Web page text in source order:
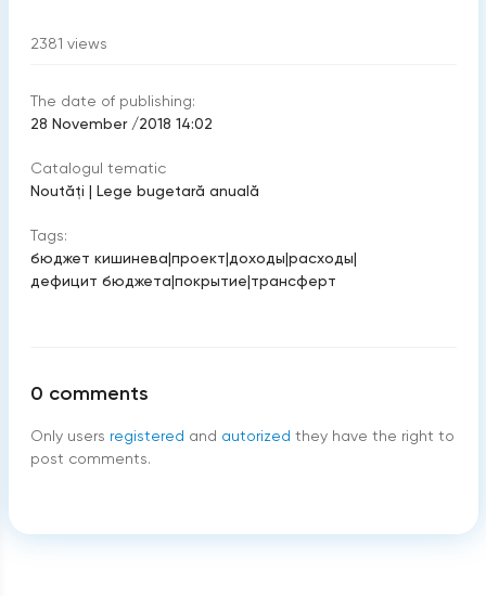
2381 views
The date of publishing:
28 November /2018 14:02
Catalogul tematic
Noutăți | Lege bugetară anuală
Tags:
бюджет кишинева|проект|доходы|расходы|
дефицит бюджета|покрытие|трансферт
0 comments
Only users registered and autorized they have the right to
post comments.